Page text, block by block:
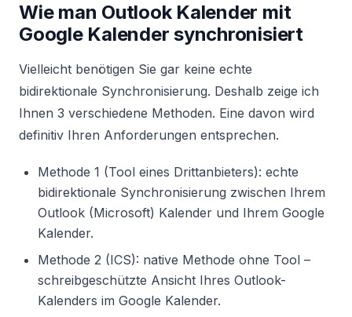
Wie man Outlook Kalender mit
Google Kalender synchronisiert
Vielleicht benötigen Sie gar keine echte
bidirektionale Synchronisierung. Deshalb zeige ich
Ihnen 3 verschiedene Methoden. Eine davon wird
definitiv Ihren Anforderungen entsprechen.
Methode 1 (Tool eines Drittanbieters): echte
bidirektionale Synchronisierung zwischen Ihrem
Outlook (Microsoft) Kalender und Ihrem Google
Kalender.
Methode 2 (ICS): native Methode ohne Tool –
schreibgeschützte Ansicht Ihres Outlook-
Kalenders im Google Kalender.